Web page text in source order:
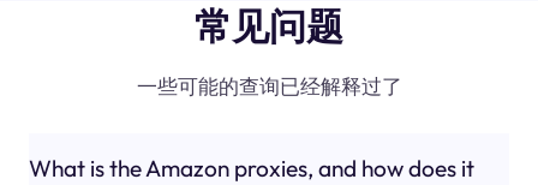
常见问题
一些可能的查询已经解释过了
What is the Amazon proxies, and how does it